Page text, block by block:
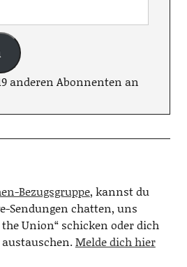
anderen Abonnenten an
Bezugsgruppe, kannst du
Sendungen chatten, uns
Union“ schicken oder dich
Melde dich hier